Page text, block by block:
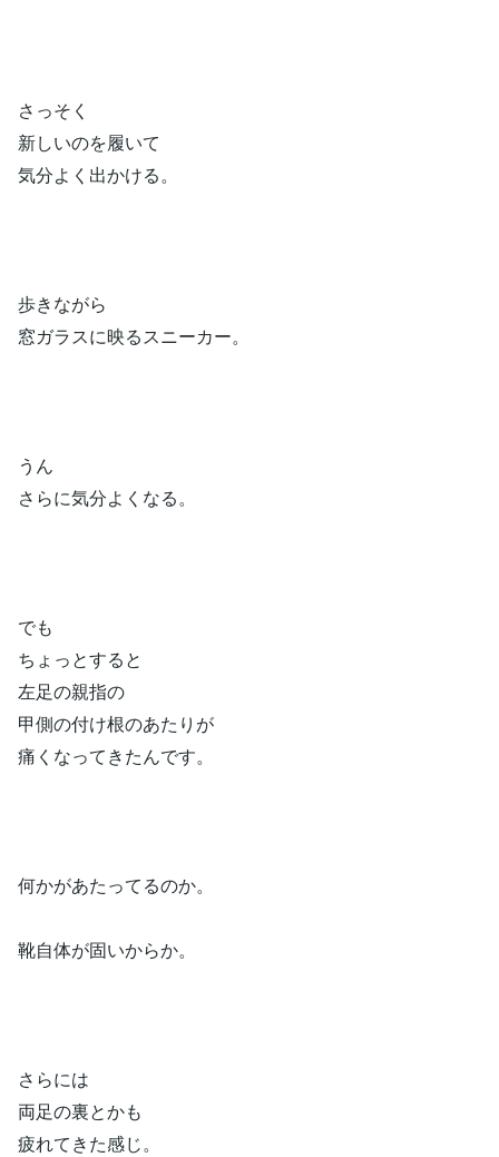
さっそく
新しいのを履いて
気分よく出かける。
歩きながら
窓ガラスに映るスニーカー。
うん
さらに気分よくなる。
でも
ちょっとすると
左足の親指の
甲側の付け根のあたりが
痛くなってきたんです。
何かがあたってるのか。
靴自体が固いからか。
さらには
両足の裏とかも
疲れてきた感じ。